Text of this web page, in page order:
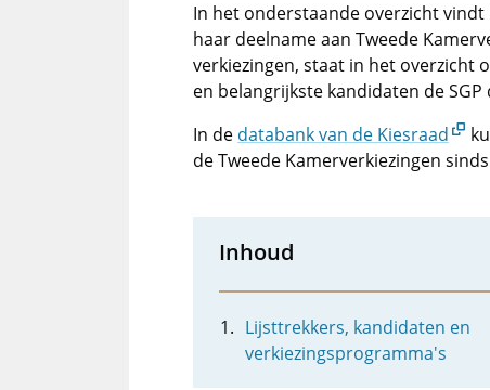
In het onderstaande overzicht
haar deelname aan Tweede
verkiezingen, staat in het overzicht
en belangrijkste kandidaten de
In de databank van de Kiesraad
de Tweede Kamerverkiezingen
Inhoud
Lijsttrekkers, kandidaten en
verkiezingsprogramma's